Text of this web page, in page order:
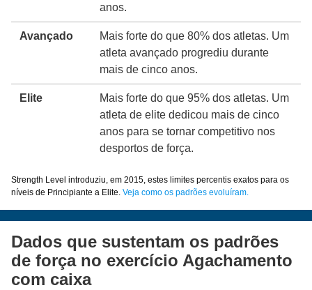
anos.
Avançado
Mais forte do que 80% dos atletas. Um
atleta avançado progrediu durante
mais de cinco anos.
Elite
Mais forte do que 95% dos atletas. Um
atleta de elite dedicou mais de cinco
anos para se tornar competitivo nos
desportos de força.
Strength Level introduziu, em 2015, estes limites percentis exatos para os
níveis de Principiante a Elite. Veja como os padrões evoluíram.
Dados que sustentam os padrões
de força no exercício Agachamento
com caixa